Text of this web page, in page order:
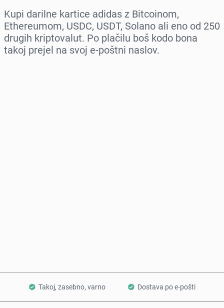
Kupi darilne kartice adidas z Bitcoinom,
Ethereumom, USDC, USDT, Solano ali eno od 250
drugih kriptovalut. Po plačilu boš kodo bona
takoj prejel na svoj e-poštni naslov.
Takoj, zasebno, varno Dostava po e-pošti